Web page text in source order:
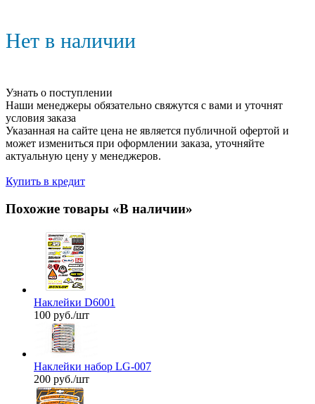
Нет в наличии
Узнать о поступлении
Наши менеджеры обязательно свяжутся с вами и уточнят
условия заказа
Указанная на сайте цена не является публичной офертой и
может измениться при оформлении заказа, уточняйте
актуальную цену у менеджеров.
Купить в кредит
Похожие товары «В наличии»
Наклейки D6001
100 руб./шт
Наклейки набор LG-007
200 руб./шт